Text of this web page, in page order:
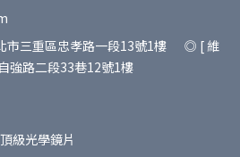
市三重區忠孝路一段13號1樓 ◎ [ 維
強路二段33巷12號1樓
級光學鏡片